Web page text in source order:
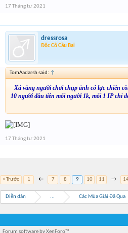
17 Tháng tư 2021
dressrosa
Độc Cô Cầu Bại
TomAadarsh said: ↑
Xả vàng người chơi chụp ảnh có lực chiến
10 người đầu tiên mỗi người 1k, mỗi 1 IP chỉ
17 Tháng tư 2021
< Trước
1 ← 7 8 9 10 11 →
Diễn đàn ... Các Mùa Giải Đã Qua
Forum software by XenForo™